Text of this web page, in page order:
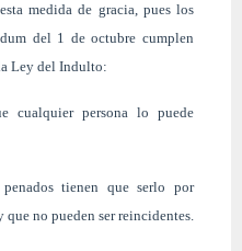
medida de gracia, pues los
del 1 de octubre cumplen
Ley del Indulto:
cualquier persona lo puede
tienen que serlo por
no pueden ser reincidentes.